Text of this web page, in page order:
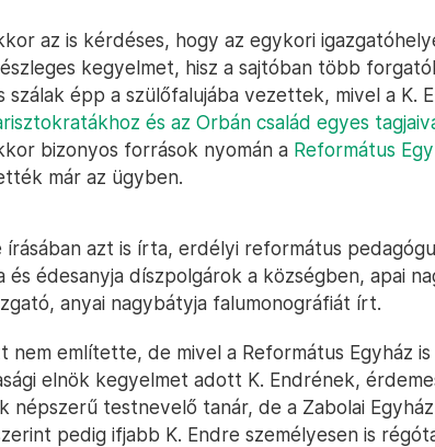
az is kérdéses, hogy az egykori
kegyelmet, hisz a sajtóban több
szálak épp a szülőfalujába vezettek, mivel a K.
és az Orbán család egyes
bizonyos források nyomán a Református
már az ügyben.
írásában azt is írta, erdélyi református
és édesanyja díszpolgárok a községben, apai
anyai nagybátyja falumonográfiát írt.
nem említette, de mivel a Református Egyház
elnök kegyelmet adott K. Endrének,
népszerű testnevelő tanár, de a Zabolai
pedig ifjabb K. Endre személyesen is